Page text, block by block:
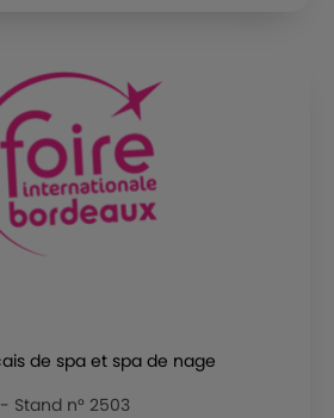
de spa et spa de nage
Stand n° 2503